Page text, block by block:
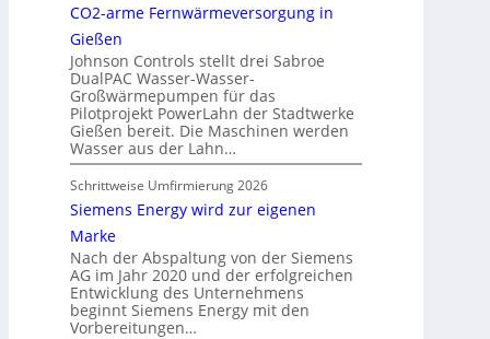
CO2-arme Fernwärmeversorgung in
Gießen
Johnson Controls stellt drei Sabroe
DualPAC Wasser-Wasser-
Großwärmepumpen für das
Pilotprojekt PowerLahn der Stadtwerke
Gießen bereit. Die Maschinen werden
Wasser aus der Lahn…
Schrittweise Umfirmierung 2026
Siemens Energy wird zur eigenen
Marke
Nach der Abspaltung von der Siemens
AG im Jahr 2020 und der erfolgreichen
Entwicklung des Unternehmens
beginnt Siemens Energy mit den
Vorbereitungen…